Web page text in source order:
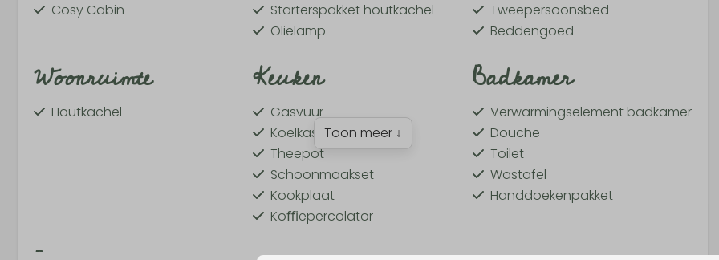
Cosy Cabin
Starterspakket houtkachel
Olielamp
Tweepersoonsbed
Beddengoed
Woonruimte
Houtkachel
Keuken
Gasvuur
Koelkast
Theepot
Schoonmaakset
Kookplaat
Koﬃepercolator
Badkamer
Verwarmingselement badkamer
Douche
Toilet
Wastafel
Handdoekenpakket
Toon meer ↓